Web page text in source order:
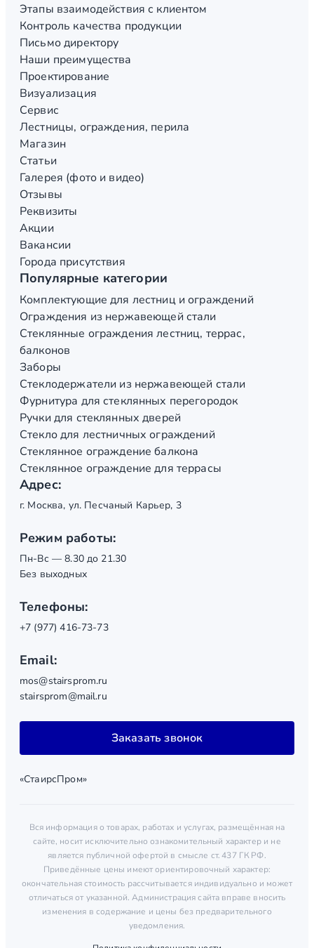
Этапы взаимодействия с клиентом
Контроль качества продукции
Письмо директору
Наши преимущества
Проектирование
Визуализация
Сервис
Лестницы, ограждения, перила
Магазин
Статьи
Галерея (фото и видео)
Отзывы
Реквизиты
Акции
Вакансии
Города присутствия
Популярные категории
Комплектующие для лестниц и ограждений
Ограждения из нержавеющей стали
Стеклянные ограждения лестниц, террас,
балконов
Заборы
Стеклодержатели из нержавеющей стали
Фурнитура для стеклянных перегородок
Ручки для стеклянных дверей
Стекло для лестничных ограждений
Стеклянное ограждение балкона
Стеклянное ограждение для террасы
Адрес:
г. Москва, ул. Песчаный Карьер, 3
Режим работы:
Пн-Вс — 8.30 до 21.30
Без выходных
Телефоны:
+7 (977) 416-73-73
Email:
mos@stairsprom.ru
stairsprom@mail.ru
Заказать звонок
«СтаирсПром»
Вся информация о товарах, работах и услугах, размещённая на
сайте, носит исключительно ознакомительный характер и не
является публичной офертой в смысле ст. 437 ГК РФ.
Приведённые цены имеют ориентировочный характер:
окончательная стоимость рассчитывается индивидуально и может
отличаться от указанной. Администрация сайта вправе вносить
изменения в содержание и цены без предварительного
уведомления.